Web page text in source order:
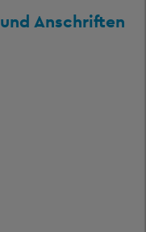
und Anschriften